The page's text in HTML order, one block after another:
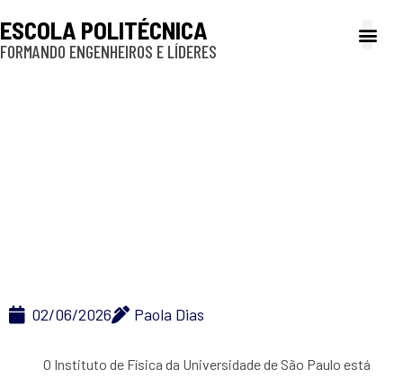
ESCOLA POLITÉCNICA
FORMANDO ENGENHEIROS E LÍDERES
02/06/2026 Paola Dias
O Instituto de Física da Universidade de São Paulo está